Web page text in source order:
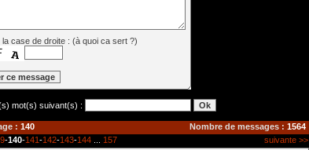
case de droite : (à quoi ca sert ?)
mot(s) suivant(s) :
: 140 Nombre de messages : 1564
-140-141-142-143-144 157
suivante >>